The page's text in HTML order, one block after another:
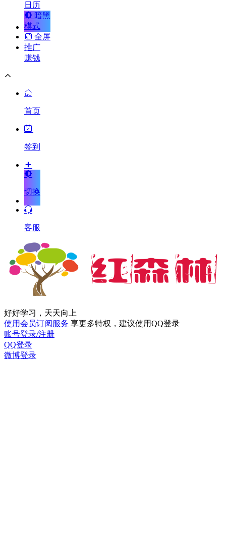
日历
暗黑
模式
全屏
推广
赚钱
首页
签到
切换
客服
好好学习，天天向上
使用会员订阅服务 享更多特权，建议使用QQ登录
账号登录/注册
QQ登录
微博登录